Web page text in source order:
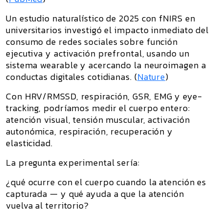
Un estudio naturalístico de 2025 con fNIRS en
universitarios investigó el impacto inmediato del
consumo de redes sociales sobre función
ejecutiva y activación prefrontal, usando un
sistema wearable y acercando la neuroimagen a
conductas digitales cotidianas. (Nature)
Con HRV/RMSSD, respiración, GSR, EMG y eye-
tracking, podríamos medir el cuerpo entero:
atención visual, tensión muscular, activación
autonómica, respiración, recuperación y
elasticidad.
La pregunta experimental sería:
¿qué ocurre con el cuerpo cuando la atención es
capturada — y qué ayuda a que la atención
vuelva al territorio?